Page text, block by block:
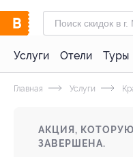
Услуги Отели Туры
Главная Услуги
АКЦИЯ,
ЗАВЕРШЕНА.